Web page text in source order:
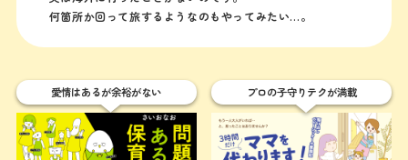
何箇所か回って旅するようなのもやってみたい…。
愛情はあるが余裕がない プロの子守りテクが満載